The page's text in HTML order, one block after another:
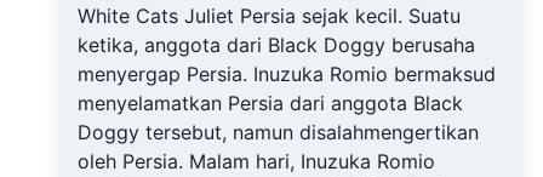
White Cats Juliet Persia sejak kecil. Suatu
ketika, anggota dari Black Doggy berusaha
menyergap Persia. Inuzuka Romio bermaksud
menyelamatkan Persia dari anggota Black
Doggy tersebut, namun disalahmengertikan
oleh Persia. Malam hari, Inuzuka Romio